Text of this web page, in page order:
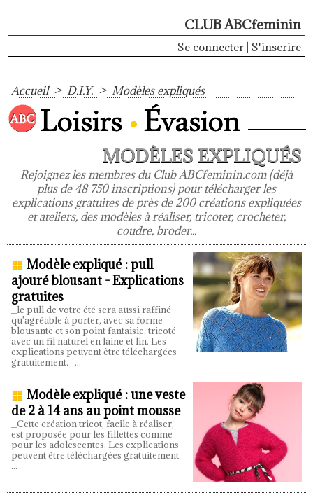
CLUB ABCfeminin
Se connecter S'inscrire
Accueil > D.I.Y. > Modèles expliqués
MODÈLES EXPLIQUÉS
Rejoignez les membres du Club ABCfeminin.com (déjà
plus de 48 750 inscriptions) pour télécharger les
explications gratuites de près de 200 créations expliquées
et ateliers, des modèles à réaliser, tricoter, crocheter,
coudre, broder...
Modèle expliqué : pull
ajouré blousant - Explications
gratuites
_le pull de votre été sera aussi raffiné
qu'agréable à porter, avec sa forme
blousante et son point fantaisie, tricoté
avec un fil naturel en laine et lin. Les
explications peuvent être téléchargées
gratuitement. ...
Modèle expliqué : une veste
de 2 à 14 ans au point mousse
_Cette création tricot, facile à réaliser,
est proposée pour les fillettes comme
pour les adolescentes. Les explications
peuvent être téléchargées gratuitement.
...